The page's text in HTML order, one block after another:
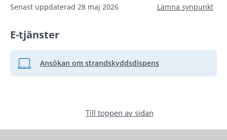
Senast uppdaterad 28 maj 2026 Lämna synpunkt
E-tjänster
Ansökan om strandskyddsdispens
Länk till annan webbplats, öppnas i nytt fönster.
Till toppen av sidan